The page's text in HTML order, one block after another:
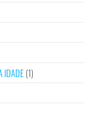
IDADE(1)